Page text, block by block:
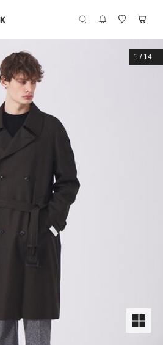
1 / 14